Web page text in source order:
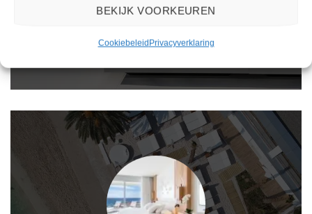
BEKIJK VOORKEUREN
CookiebeleidPrivacyverklaring
gebruiksvriendelijk en biedt een breed scala aan filters om je te helpen de perfecte
vakantie te vinden. De zoekresultaten zijn overzichtelijk en tonen alle belangrijke
Teun Bakker /Laren